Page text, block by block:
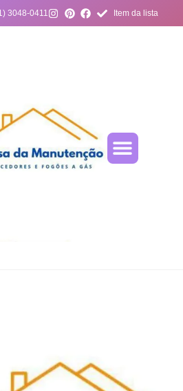
3048-0411 Item da lista